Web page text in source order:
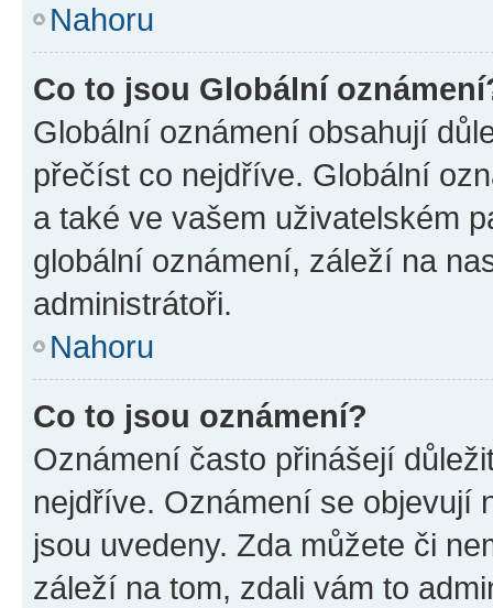
Nahoru
Co to jsou Globální
Globální oznámení obsahují
přečíst co nejdříve. Globální
a také ve vašem uživatelském
globální oznámení, záleží na
administrátoři.
Nahoru
Co to jsou oznámení?
Oznámení často přinášejí
nejdříve. Oznámení se objevují
jsou uvedeny. Zda můžete či
záleží na tom, zdali vám to